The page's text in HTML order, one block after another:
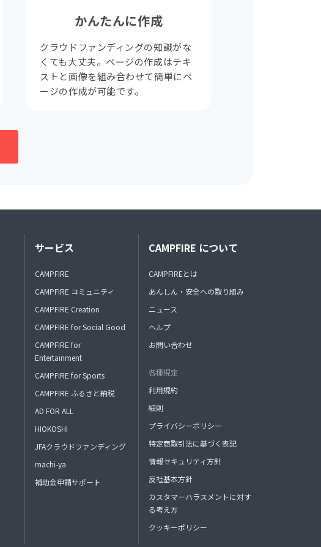
かんたんに作成
クラウドファンディングの知識がな
くても大丈夫。ページの作成はテキ
ストと画像を組み合わせて簡単にペ
ージの作成が可能です。
サービス
CAMPFIRE
CAMPFIRE コミュニティ
CAMPFIRE Creation
CAMPFIRE for Social Good
CAMPFIRE for
Entertainment
CAMPFIRE for Sports
CAMPFIRE ふるさと納税
AD FOR ALL
HIOKOSHI
JFAクラウドファンディング
machi-ya
補助金申請サポート
CAMPFIRE について
CAMPFIREとは
あんしん・安全への取り組み
ニュース
ヘルプ
お問い合わせ
各種規定
利用規約
細則
プライバシーポリシー
特定商取引法に基づく表記
情報セキュリティ方針
反社基本方針
カスタマーハラスメントに対す
る考え方
クッキーポリシー